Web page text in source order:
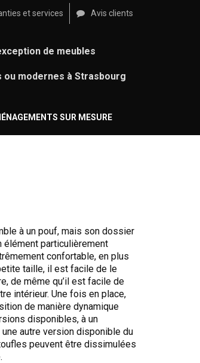
et services Avis clients
de meubles
ou modernes à Strasbourg
SUR MESURE
à un pouf, mais son dossier
élément particulièrement
confortable, en plus
taille, il est facile de le
de même qu’il est facile de
intérieur. Une fois en place,
de manière dynamique
disponibles, à un
autre version disponible du
peuvent être dissimulées